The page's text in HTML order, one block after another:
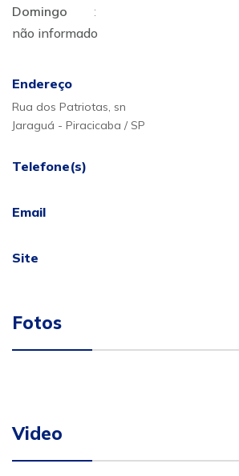
Domingo
:
não informado
Endereço
Rua dos Patriotas, sn
Jaraguá - Piracicaba / SP
Telefone(s)
Email
Site
Fotos
Video